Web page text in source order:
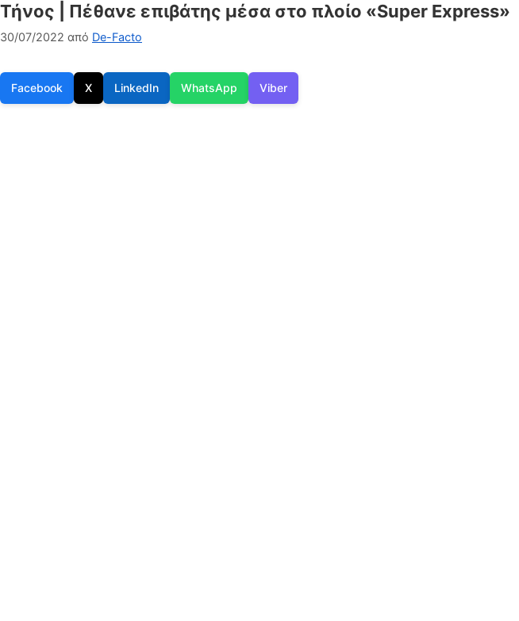
Τήνος | Πέθανε επιβάτης μέσα στο πλοίο «Super Express»
30/07/2022 από De-Facto
Facebook X LinkedIn WhatsApp Viber